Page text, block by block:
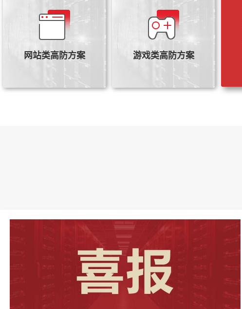
网站类高防方案
傲盾自研的抗D高防云系统，
DDOS防护无上限，100%防
御未知威胁
游戏类高防方案
海外游戏高防是傲盾针对海
外游戏等高可用性业务专门
推出的DDoS/CC攻击防御产